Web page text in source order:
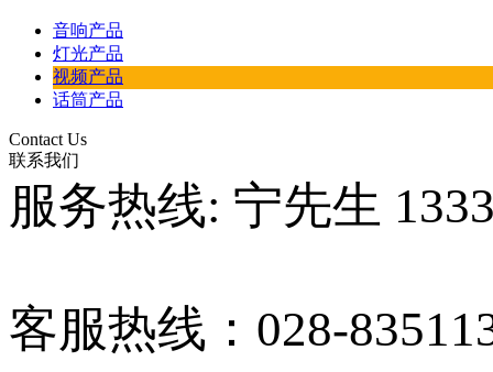
音响产品
灯光产品
视频产品
话筒产品
Contact Us
联系我们
服务热线: 宁先生
客服热线：028-